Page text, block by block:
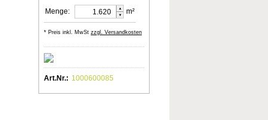
Menge:
▲
▼
m²
* Preis inkl. MwSt zzgl. Versandkosten
Art.Nr.: 1000600085